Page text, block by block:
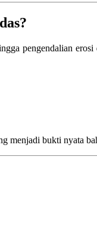
pengendalian
menjadi bukti nyata